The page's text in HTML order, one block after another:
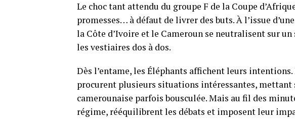
Le choc tant attendu du groupe F de la Coupe
promesses… à défaut de livrer des buts. À l’issue
la Côte d’Ivoire et le Cameroun se neutralisent sur
les vestiaires dos à dos.
Dès l’entame, les Éléphants affichent leurs
procurent plusieurs situations intéressantes, mettant
camerounaise parfois bousculée. Mais au fil des
régime, rééquilibrent les débats et imposent leur